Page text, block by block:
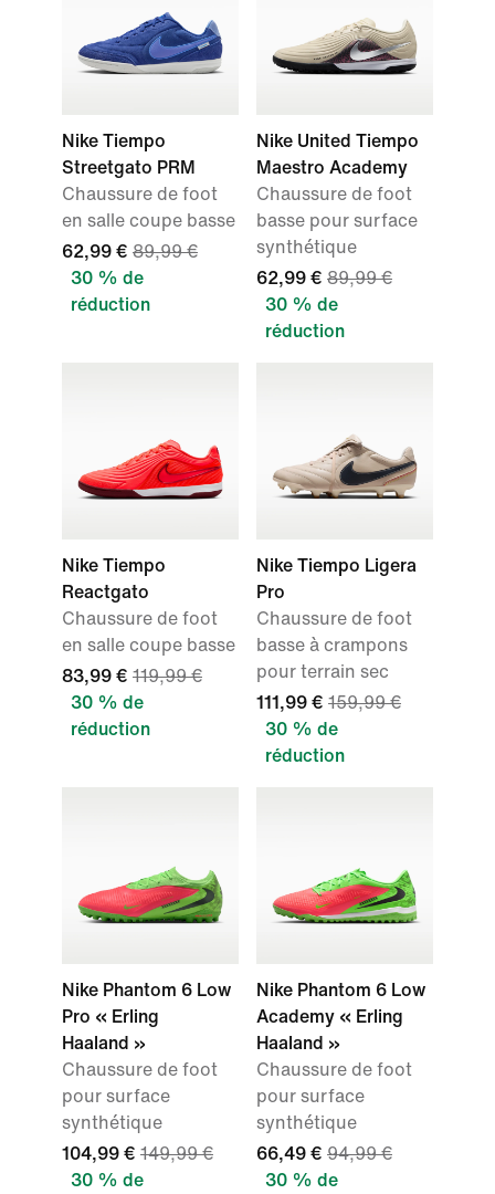
Nike Tiempo
Streetgato PRM
Chaussure de foot
en salle coupe basse
62,99 € 89,99 €
30 % de
réduction
Nike United Tiempo
Maestro Academy
Chaussure de foot
basse pour surface
synthétique
62,99 € 89,99 €
30 % de
réduction
Nike Tiempo
Reactgato
Chaussure de foot
en salle coupe basse
83,99 € 119,99 €
30 % de
réduction
Nike Tiempo Ligera
Pro
Chaussure de foot
basse à crampons
pour terrain sec
111,99 € 159,99 €
30 % de
réduction
Nike Phantom 6 Low
Pro « Erling
Haaland »
Chaussure de foot
pour surface
synthétique
104,99 € 149,99 €
30 % de
Nike Phantom 6 Low
Academy « Erling
Haaland »
Chaussure de foot
pour surface
synthétique
66,49 € 94,99 €
30 % de